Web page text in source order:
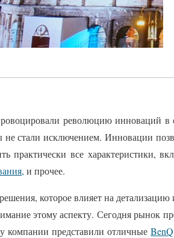
революцию инноваций в
стали исключением. Инновации
практически все характеристики,
и прочее.
которое влияет на детализацию
этому аспекту. Сегодня рынок
компании представили отличные